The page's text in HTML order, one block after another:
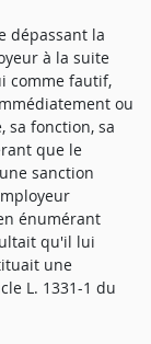
dépassant la
à la suite
comme fautif,
ou
sa fonction, sa
que le
sanction
énumérant
qu'il lui
une
L. 1331-1 du